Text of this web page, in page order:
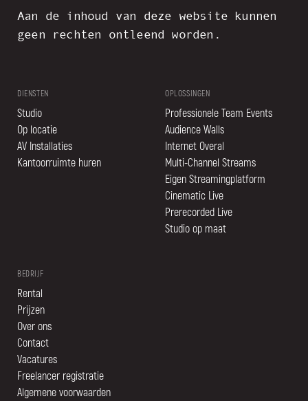
Aan de inhoud van deze website kunnen
geen rechten ontleend worden.
DIENSTEN
Studio
Op locatie
AV Installaties
Kantoorruimte huren
OPLOSSINGEN
Professionele Team Events
Audience Walls
Internet Overal
Multi-Channel Streams
Eigen Streamingplatform
Cinematic Live
Prerecorded Live
Studio op maat
BEDRIJF
Rental
Prijzen
Over ons
Contact
Vacatures
Freelancer registratie
Algemene voorwaarden